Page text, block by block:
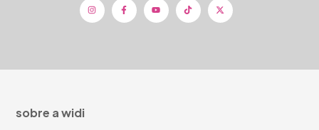
sobre a widi